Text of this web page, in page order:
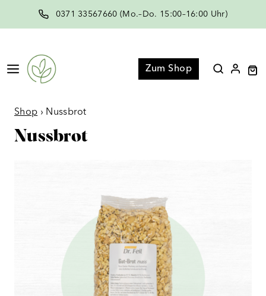
0371 33567660 (Mo.–Do. 15:00–16:00 Uhr)
Menü Zum Shop
Shop › Nussbrot
Nussbrot